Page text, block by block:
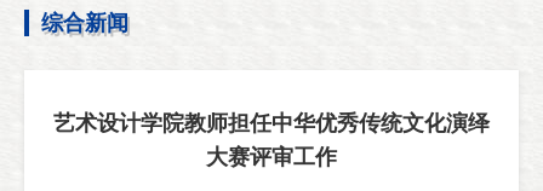
综合新闻
艺术设计学院教师担任中华优秀传统文化演绎
大赛评审工作